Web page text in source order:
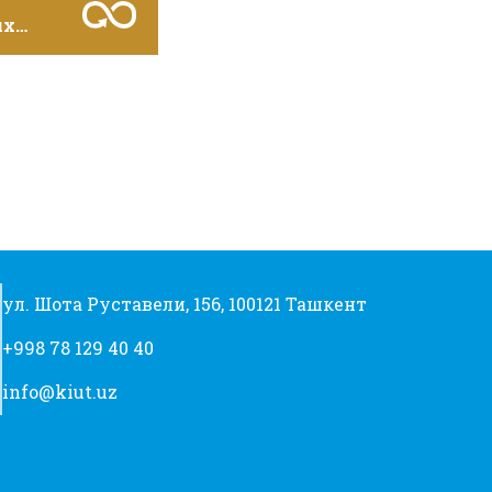
ул. Шота Руставели, 156, 100121 Ташкент
+998 78 129 40 40
info@kiut.uz